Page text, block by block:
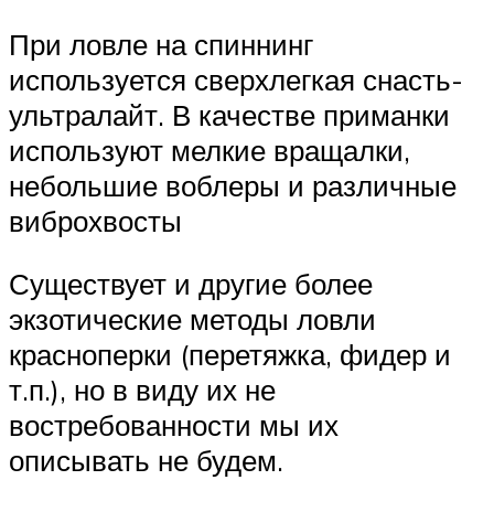
При ловле на спиннинг
используется сверхлегкая снасть-
ультралайт. В качестве приманки
используют мелкие вращалки,
небольшие воблеры и различные
виброхвосты
Существует и другие более
экзотические методы ловли
красноперки (перетяжка, фидер и
т.п.), но в виду их не
востребованности мы их
описывать не будем.